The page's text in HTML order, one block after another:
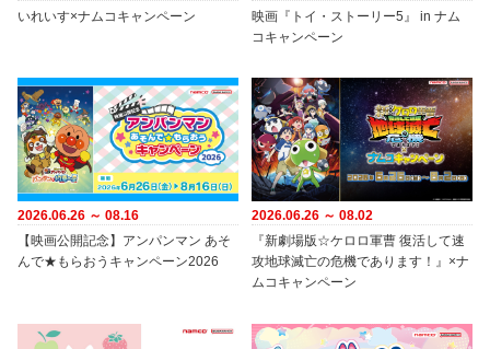
いれいす×ナムコキャンペーン
映画『トイ・ストーリー5』 in ナム
コキャンペーン
2026.06.26 ～ 08.16
【映画公開記念】アンパンマン あそ
んで★もらおうキャンペーン2026
2026.06.26 ～ 08.02
『新劇場版☆ケロロ軍曹 復活して速
攻地球滅亡の危機であります！』×ナ
ムコキャンペーン